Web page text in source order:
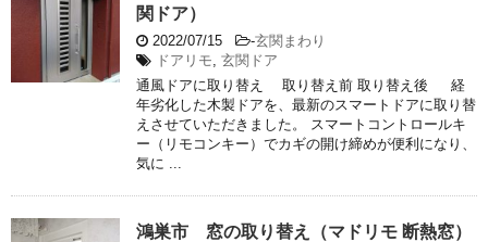
関ドア）
2022/07/15 -玄関まわり
ドアリモ 玄関ドア
通風ドアに取り替え 取り替え前 取り替え後 経
年劣化した木製ドアを、最新のスマートドアに取り替
えさせていただきました。 スマートコントロールキ
ー（リモコンキー）でカギの開け締めが便利になり、
気に ...
鴻巣市 窓の取り替え（マドリモ 断熱窓）